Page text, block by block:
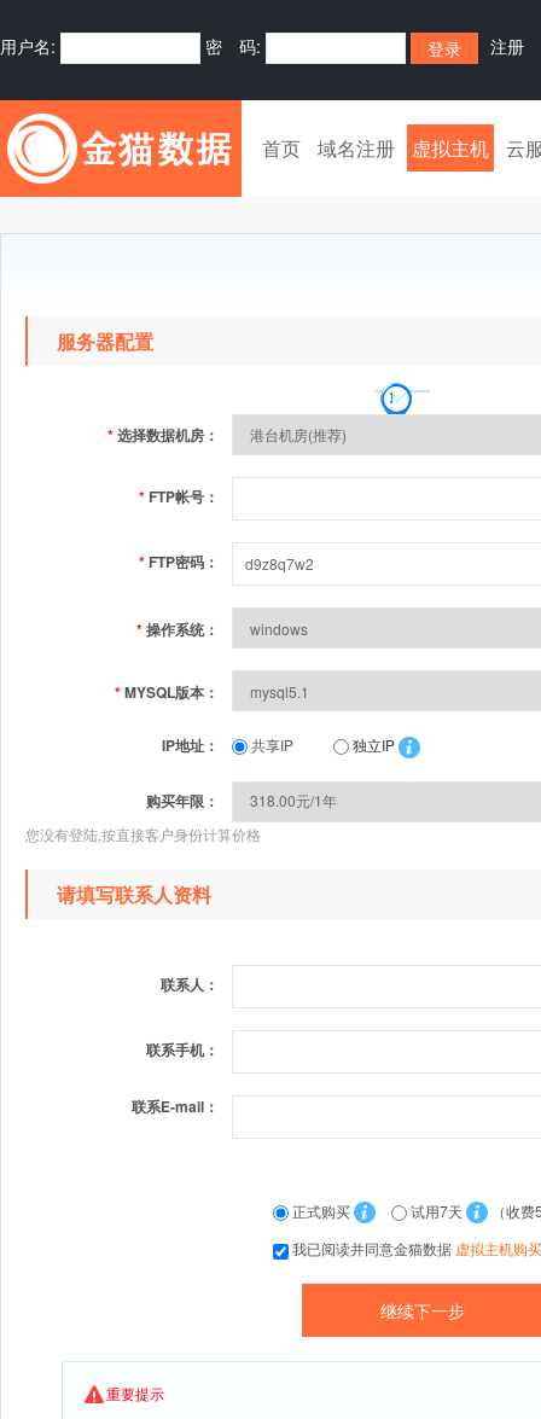
用户名: 密 码: 注册
首页 域名注册 虚拟主机 云
服务器配置
*选择数据机房：
* FTP帐号：
* FTP密码：
*操作系统：
*MYSQL版本：
IP地址： 共享IP 独立IP
购买年限：
您没有登陆,按直接客户身份计算价格
请填写联系人资料
联系人：
联系手机：
联系E-mail：
正式购买 试用7天
（收费
我已阅读并同意金猫数据 虚拟主机购
重要提示